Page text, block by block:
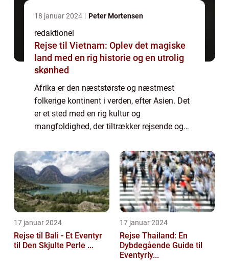
18 januar 2024 Peter Mortensen
redaktionel
Rejse til Vietnam: Oplev det magiske
land med en rig historie og en utrolig
skønhed
Afrika er den næststørste og næstmest
folkerige kontinent i verden, efter Asien. Det
er et sted med en rig kultur og
mangfoldighed, der tiltrækker rejsende og
mange lande er der egentlig i Afrika? I denne
artik...
17 januar 2024
Rejse til Bali - Et Eventyr
til Den Skjulte Perle ...
17 januar 2024
Rejse Thailand: En
Dybdegående Guide til
Eventyrly...